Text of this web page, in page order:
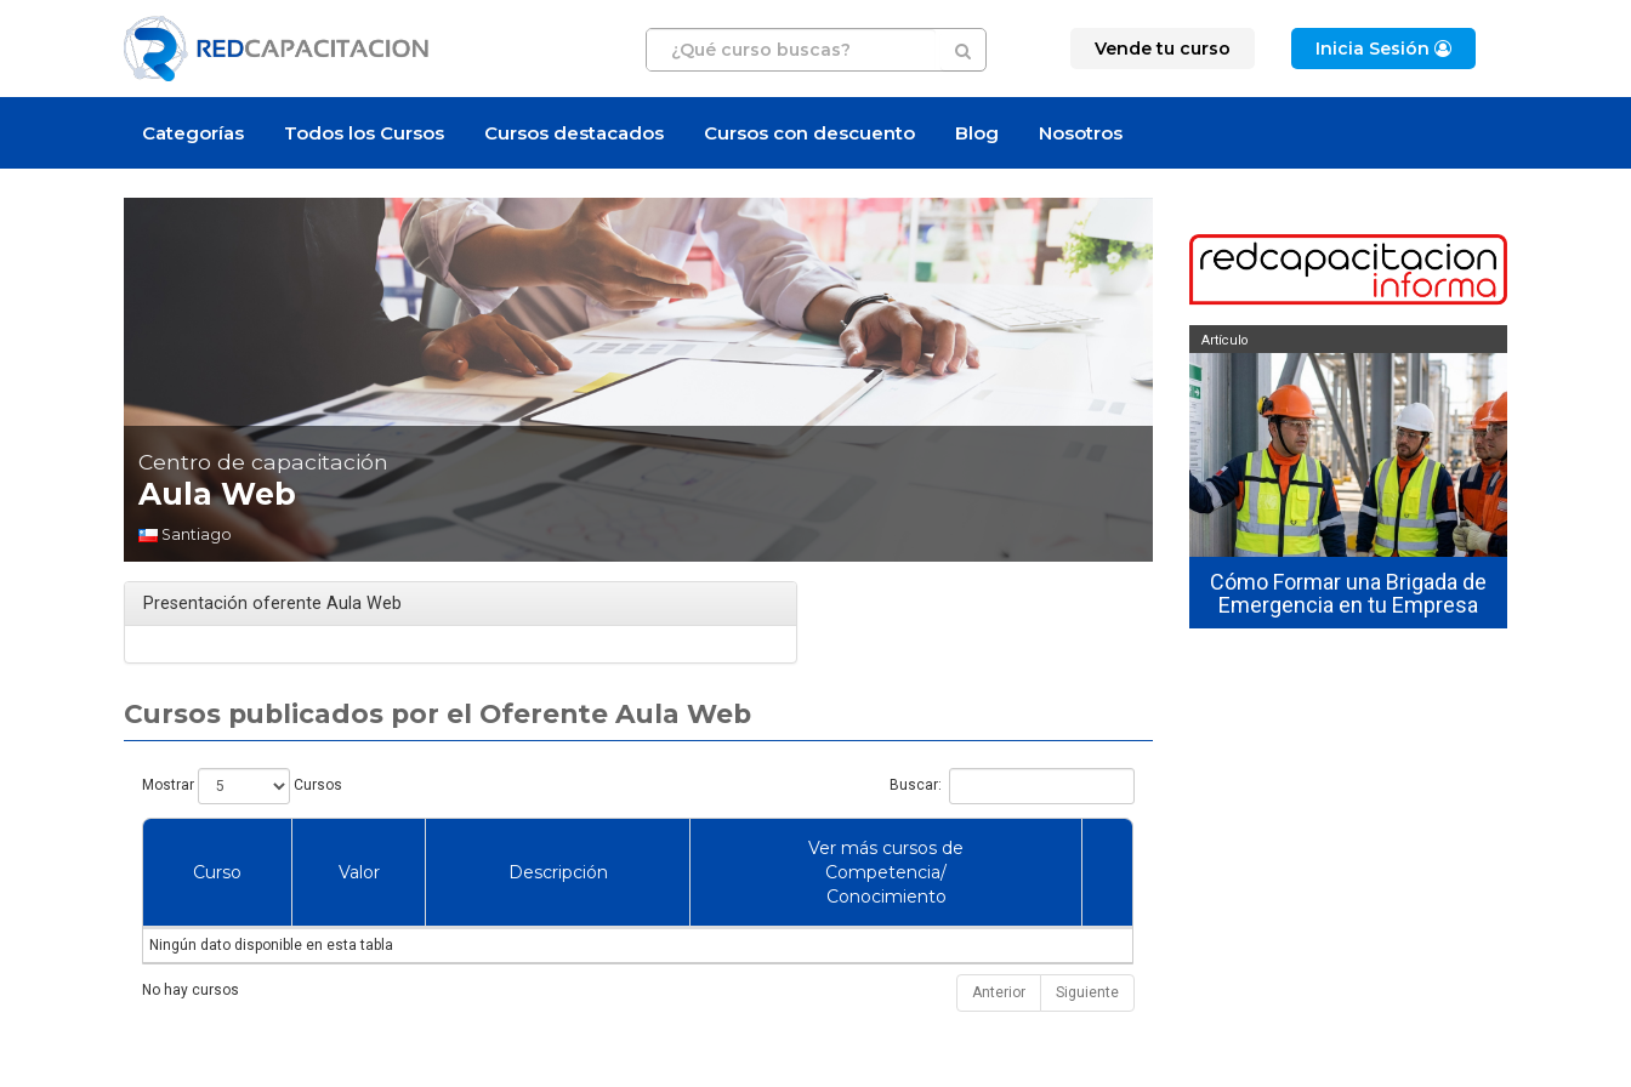
Vende tu curso Inicia Sesión
Categorías Todos los Cursos Cursos destacados Cursos con descuento Blog Nosotros
Centro de capacitación
Aula Web
Santiago
Presentación oferente Aula Web
Cursos publicados por el Oferente Aula Web
Mostrar Cursos Buscar:
Curso Valor Descripción
Ver más cursos de
Competencia/
Conocimiento
Ningún dato disponible en esta tabla
No hay cursos Anterior Siguiente
cuesta certificarse en
industrial en Chile
El precio real de los
¿Cuánto cuesta un curso de
manejo de extintores en Chile
en 2026? Precios reales y qué
incluye cada opción
¿Cuánto dura un curso de uso
y manejo de extintores en
Artículo
Cómo Ser Brigadista de
Artículo
Cómo Formar una Brigada de
Emergencia en tu Empresa
Artículo